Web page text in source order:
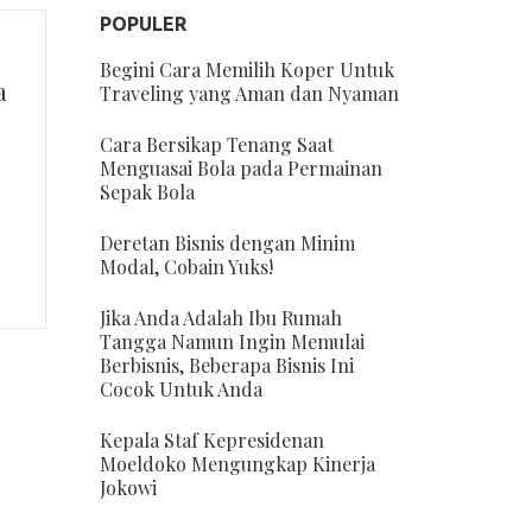
POPULER
Begini Cara Memilih Koper Untuk
Traveling yang Aman dan Nyaman
Cara Bersikap Tenang Saat
Menguasai Bola pada Permainan
Sepak Bola
Deretan Bisnis dengan Minim
Modal, Cobain Yuks!
Jika Anda Adalah Ibu Rumah
Tangga Namun Ingin Memulai
Berbisnis, Beberapa Bisnis Ini
Cocok Untuk Anda
Kepala Staf Kepresidenan
Moeldoko Mengungkap Kinerja
Jokowi